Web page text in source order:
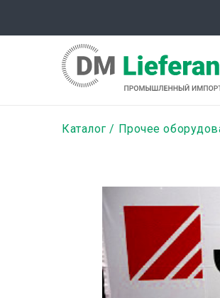
содержанию
Строка
Каталог Прочее